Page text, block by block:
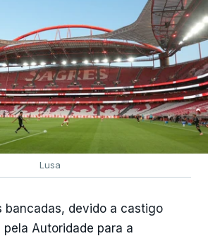
Lusa
bancadas, devido a castigo
Autoridade para a